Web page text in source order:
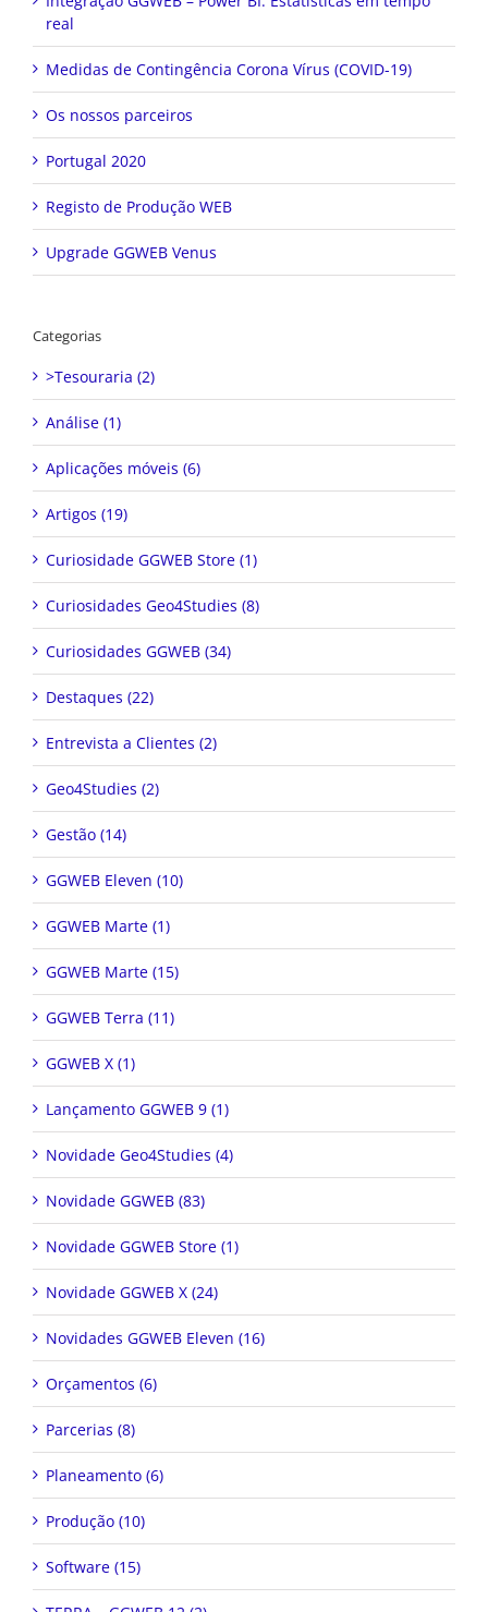
real
Medidas de Contingência Corona Vírus (COVID-19)
Os nossos parceiros
Portugal 2020
Registo de Produção WEB
Upgrade GGWEB Venus
Categorias
>Tesouraria (2)
Análise (1)
Aplicações móveis (6)
Artigos (19)
Curiosidade GGWEB Store (1)
Curiosidades Geo4Studies (8)
Curiosidades GGWEB (34)
Destaques (22)
Entrevista a Clientes (2)
Geo4Studies (2)
Gestão (14)
GGWEB Eleven (10)
GGWEB Marte (1)
GGWEB Marte (15)
GGWEB Terra (11)
GGWEB X (1)
Lançamento GGWEB 9 (1)
Novidade Geo4Studies (4)
Novidade GGWEB (83)
Novidade GGWEB Store (1)
Novidade GGWEB X (24)
Novidades GGWEB Eleven (16)
Orçamentos (6)
Parcerias (8)
Planeamento (6)
Produção (10)
Software (15)